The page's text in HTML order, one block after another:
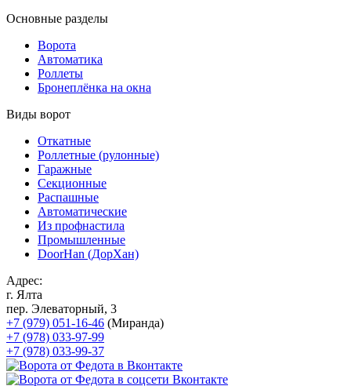
Основные разделы
Ворота
Автоматика
Роллеты
Бронеплёнка на окна
Виды ворот
Откатные
Роллетные (рулонные)
Гаражные
Секционные
Распашные
Автоматические
Из профнастила
Промышленные
DoorHan (ДорХан)
Адрес:
г. Ялта
пер. Элеваторный, 3
+7 (979) 051-16-46 (Миранда)
+7 (978) 033-97-99
+7 (978) 033-99-37